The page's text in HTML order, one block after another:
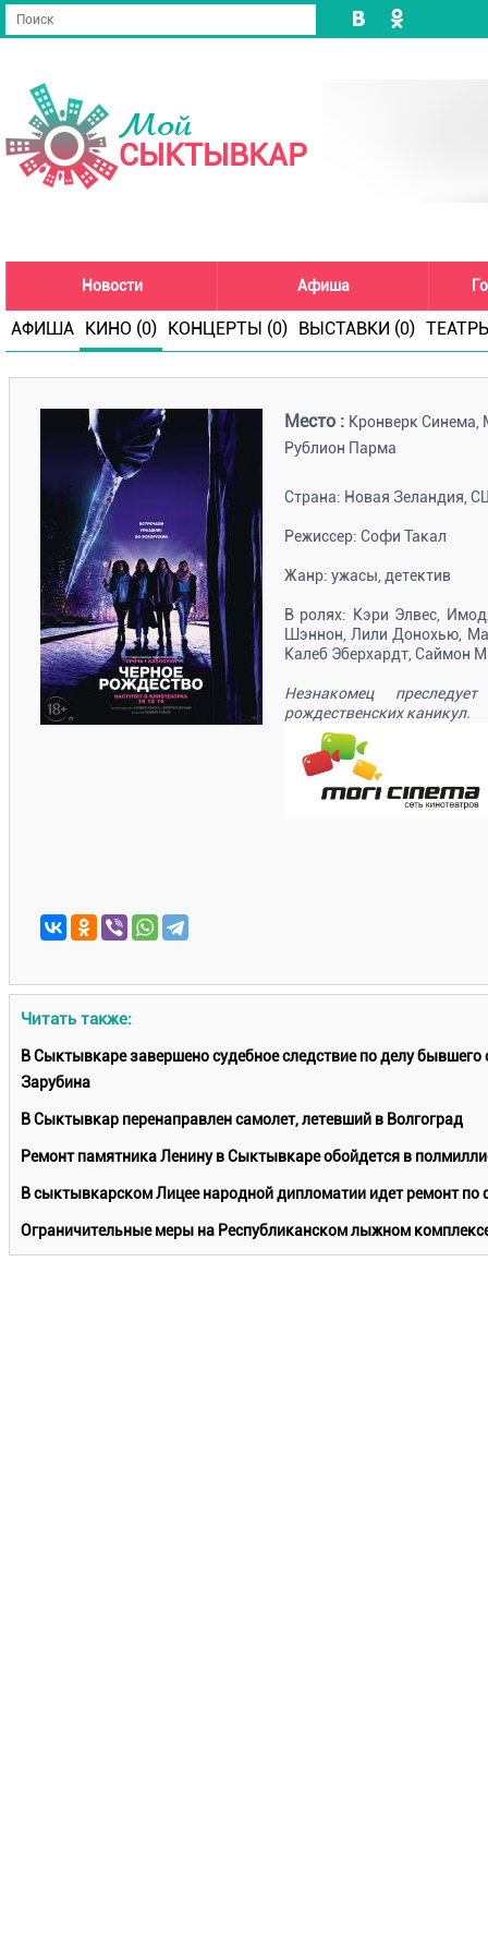
Мой
СЫКТЫВКАР
Новости Афиша
АФИША КИНО (0) КОНЦЕРТЫ (0) ВЫСТАВКИ (0)
Место : Кронверк Синема,
Рублион Парма
Страна: Новая Зеландия,
Режиссер: Софи Такал
Жанр: ужасы, детектив
В ролях: Кэри Элвес,
Шэннон, Лили Донохью,
Калеб Эберхардт, Саймон
Незнакомец
рождественских каникул.
Читать также:
В Сыктывкаре завершено судебное следствие по делу
Зарубина
В Сыктывкар перенаправлен самолет, летевший в Волгоград
Ремонт памятника Ленину в Сыктывкаре обойдется в
В сыктывкарском Лицее народной дипломатии идет ремонт
Ограничительные меры на Республиканском лыжном